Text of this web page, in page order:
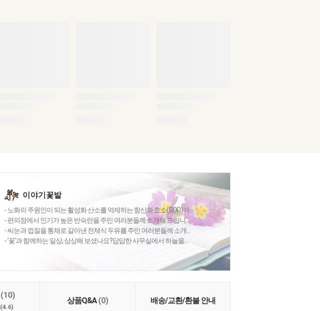
이야기꽃밭
- 노화의 주원인이 되는 활성화 산소를 억제하는 항산화 효소(SOD)가...
- 편의점에서 인기가 높은 반숙란을 주민 여러분들께 소개해 드립니...
- 씨눈과 껍질을 통채로 갈아낸 전체식 두유를 주민 여러분들께 소개...
- '꽃'과 함께하는 일상, 상상해 보셨나요?답답한 사무실에서 하늘을...
(10)
(4.6)
상품Q&A(0) 배송/교환/환불 안내